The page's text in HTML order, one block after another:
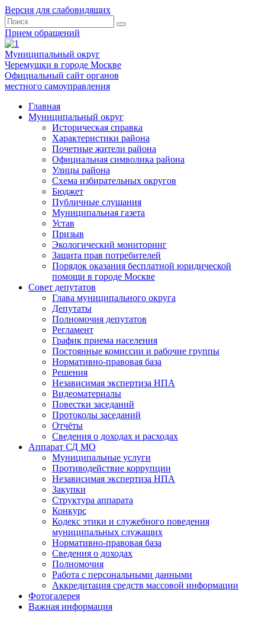
Версия для слабовидящих
Прием обращений
Муниципальный округ
Черемушки в городе Москве
Официальный сайт органов
местного самоуправления
Главная
Муниципальный округ
Историческая справка
Характеристики района
Почетные жители района
Официальная символика района
Улицы района
Схема избирательных округов
Бюджет
Публичные слушания
Муниципальная газета
Устав
Призыв
Экологический мониторинг
Защита прав потребителей
Порядок оказания бесплатной юридической
помощи в городе Москве
Совет депутатов
Глава муниципального округа
Депутаты
Полномочия депутатов
Регламент
График приема населения
Постоянные комиссии и рабочие группы
Нормативно-правовая база
Решения
Независимая экспертиза НПА
Видеоматериалы
Повестки заседаний
Протоколы заседаний
Отчёты
Сведения о доходах и расходах
Аппарат СД МО
Муниципальные услуги
Противодействие коррупции
Независимая экспертиза НПА
Закупки
Структура аппарата
Конкурс
Кодекс этики и служебного поведения
муниципальных служащих
Нормативно-правовая база
Сведения о доходах
Полномочия
Работа с персональными данными
Аккредитация средств массовой информации
Фотогалерея
Важная информация